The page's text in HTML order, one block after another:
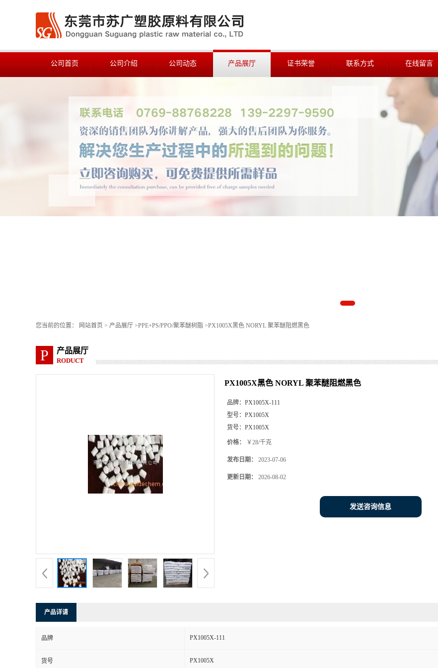
公司首页 公司介绍 公司动态 产品展厅 证书荣誉 联系方式 在线留言
您当前的位置： 网站首页 > 产品展厅 >PPE+PS/PPO/聚苯醚树脂 >PX1005X黑色 NORYL 聚苯醚阻燃黑色
P 产品展厅
RODUCT
PX1005X黑色 NORYL 聚苯醚阻燃黑色
品牌： PX1005X-111
型号： PX1005X
货号： PX1005X
价格： ￥28/千克
发布日期： 2023-07-06
更新日期： 2026-08-02
发送咨询信息
产品详请
品牌 PX1005X-111
货号 PX1005X